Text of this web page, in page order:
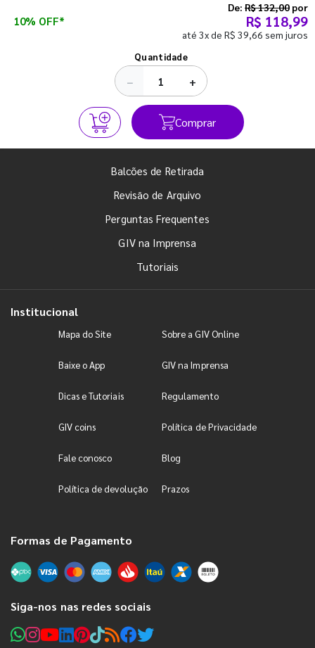
10% OFF*
De: R$ 132,00 por
R$ 118,99
até 3x de R$ 39,66 sem juros
Quantidade
− +
Comprar
Balcões de Retirada
Revisão de Arquivo
Perguntas Frequentes
GIV na Imprensa
Tutoriais
Institucional
Mapa do Site Sobre a GIV Online
Baixe o App GIV na Imprensa
Dicas e Tutoriais Regulamento
GIV coins Política de Privacidade
Fale conosco Blog
Política de devolução Prazos
Formas de Pagamento
Siga-nos nas redes sociais